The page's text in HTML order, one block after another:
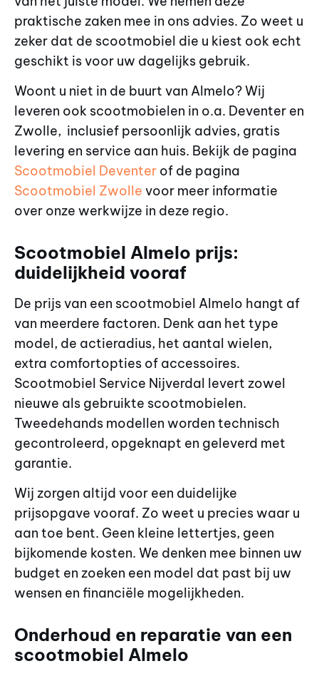
praktische zaken mee in ons advies. Zo weet u
zeker dat de scootmobiel die u kiest ook echt
geschikt is voor uw dagelijks gebruik.
Woont u niet in de buurt van Almelo? Wij
leveren ook scootmobielen in o.a. Deventer en
Zwolle, inclusief persoonlijk advies, gratis
levering en service aan huis. Bekijk de pagina
Scootmobiel Deventer of de pagina
Scootmobiel Zwolle voor meer informatie
over onze werkwijze in deze regio.
Scootmobiel Almelo prijs:
duidelijkheid vooraf
De prijs van een scootmobiel Almelo hangt af
van meerdere factoren. Denk aan het type
model, de actieradius, het aantal wielen,
extra comfortopties of accessoires.
Scootmobiel Service Nijverdal levert zowel
nieuwe als gebruikte scootmobielen.
Tweedehands modellen worden technisch
gecontroleerd, opgeknapt en geleverd met
garantie.
Wij zorgen altijd voor een duidelijke
prijsopgave vooraf. Zo weet u precies waar u
aan toe bent. Geen kleine lettertjes, geen
bijkomende kosten. We denken mee binnen uw
budget en zoeken een model dat past bij uw
wensen en financiële mogelijkheden.
Onderhoud en reparatie van een
scootmobiel Almelo